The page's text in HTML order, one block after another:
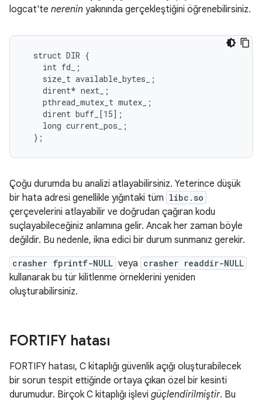
logcat'te nerenin yakınında gerçekleştiğini öğrenebilirsiniz.
  struct DIR {
    int fd_;
    size_t available_bytes_;
    dirent* next_;
    pthread_mutex_t mutex_;
    dirent buff_[15];
    long current_pos_;
  };
Çoğu durumda bu analizi atlayabilirsiniz. Yeterince düşük
bir hata adresi genellikle yığıntaki tüm libc.so
çerçevelerini atlayabilir ve doğrudan çağıran kodu
suçlayabileceğiniz anlamına gelir. Ancak her zaman böyle
değildir. Bu nedenle, ikna edici bir durum sunmanız gerekir.
crasher fprintf-NULL veya crasher readdir-NULL
kullanarak bu tür kilitlenme örneklerini yeniden
oluşturabilirsiniz.
FORTIFY hatası
FORTIFY hatası, C kitaplığı güvenlik açığı oluşturabilecek
bir sorun tespit ettiğinde ortaya çıkan özel bir kesinti
durumudur. Birçok C kitaplığı işlevi güçlendirilmiştir. Bu